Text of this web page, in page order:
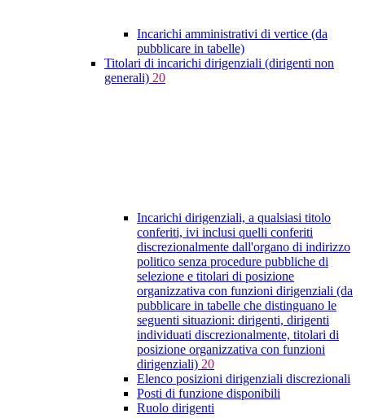
Incarichi amministrativi di vertice (da
pubblicare in tabelle)
Titolari di incarichi dirigenziali (dirigenti non
generali) 20
Incarichi dirigenziali, a qualsiasi titolo
conferiti, ivi inclusi quelli conferiti
discrezionalmente dall'organo di indirizzo
politico senza procedure pubbliche di
selezione e titolari di posizione
organizzativa con funzioni dirigenziali (da
pubblicare in tabelle che distinguano le
seguenti situazioni: dirigenti, dirigenti
individuati discrezionalmente, titolari di
posizione organizzativa con funzioni
dirigenziali) 20
Elenco posizioni dirigenziali discrezionali
Posti di funzione disponibili
Ruolo dirigenti